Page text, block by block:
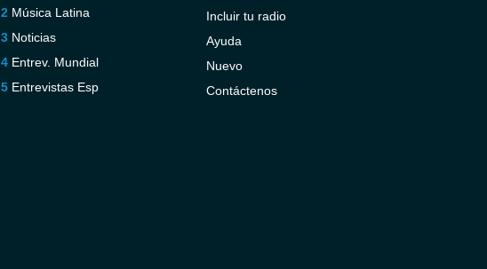
Música Latina
Noticias
Entrev. Mundial
Entrevistas Esp
Incluir tu radio
Ayuda
Nuevo
Contáctenos